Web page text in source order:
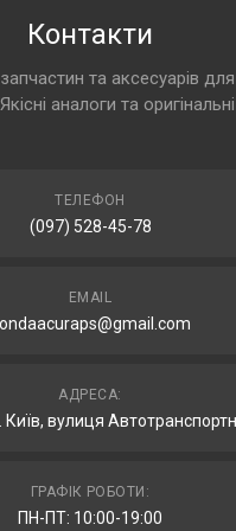
Контакти
та аксесуарів
аналоги та
ТЕЛЕФОН
(097) 528-45-78
EMAIL
АДРЕСА:
Київ, вулиця
ГРАФІК РОБОТИ:
ПН-ПТ: 10:00-19:00